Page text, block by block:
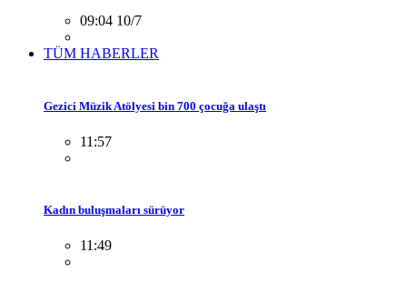
09:04 10/7
TÜM HABERLER
Gezici Müzik Atölyesi bin 700 çocuğa ulaştı
11:57
Kadın buluşmaları sürüyor
11:49